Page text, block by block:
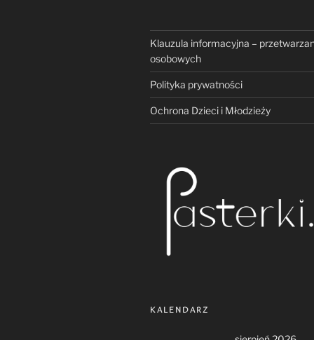
Klauzula informacyjna –
osobowych
Polityka prywatności
Ochrona Dzieci i Młodzieży
KALENDARZ